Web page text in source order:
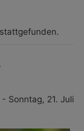
- Sonntag, 21. Juli